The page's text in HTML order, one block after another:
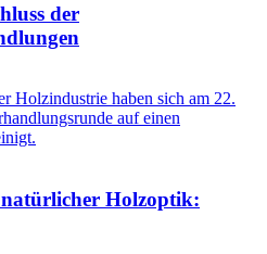
der
Holzindustrie haben sich am 22.
auf einen
Holzoptik: